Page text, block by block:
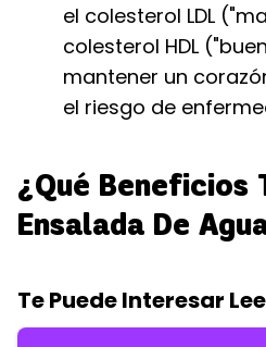
el colesterol LDL
colesterol HDL
mantener un
el riesgo de
¿Qué Beneficios
Ensalada De
Te Puede Interesar